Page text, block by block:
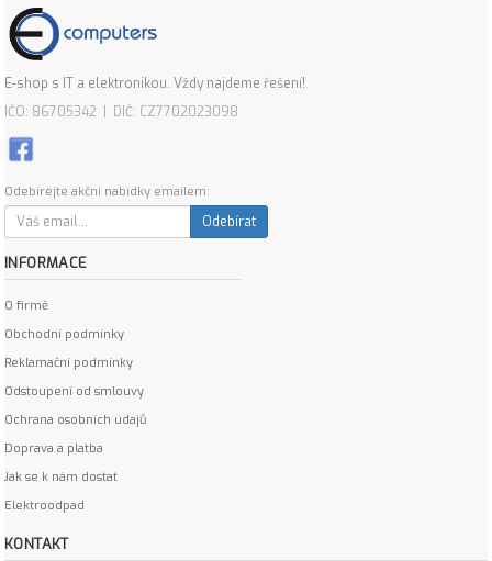
E-shop s IT a elektronikou. Vždy najdeme řešení!
IČO: 86705342 | DIČ: CZ7702023098
Odebírejte akční nabídky emailem:
Odebírat
INFORMACE
O firmě
Obchodní podmínky
Reklamační podmínky
Odstoupení od smlouvy
Ochrana osobních údajů
Doprava a platba
Jak se k nám dostat
Elektroodpad
KONTAKT